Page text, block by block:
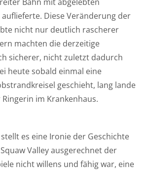
Diese Veränderung der
nicht nur deutlich rascherer
machten die derzeitige
sicherer, nicht zuletzt dadurch
heute sobald einmal eine
geschieht, lang lande
im Krankenhaus.
es eine Ironie der Geschichte
Valley ausgerechnet der
nicht willens und fähig war, eine